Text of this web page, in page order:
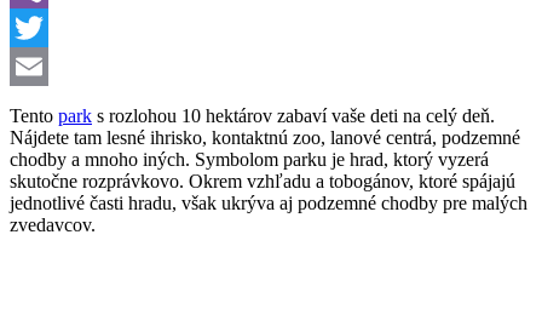
Viber
Twitter
Email
Tento park s rozlohou 10 hektárov zabaví vaše deti na celý deň.
Nájdete tam lesné ihrisko, kontaktnú zoo, lanové centrá, podzemné
chodby a mnoho iných. Symbolom parku je hrad, ktorý vyzerá
skutočne rozprávkovo. Okrem vzhľadu a tobogánov, ktoré spájajú
jednotlivé časti hradu, však ukrýva aj podzemné chodby pre malých
zvedavcov.